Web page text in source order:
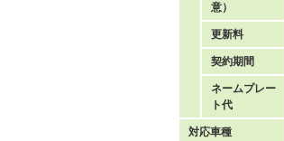
意）
更新料
契約期間
ネームプレー
ト代
対応車種